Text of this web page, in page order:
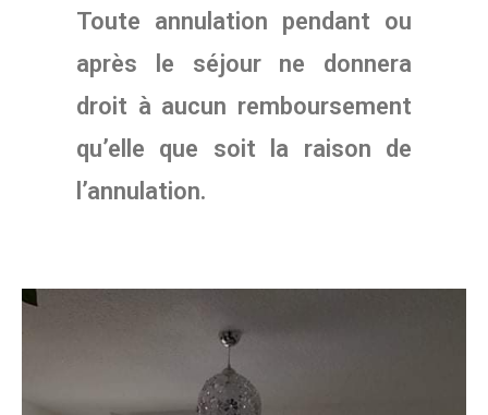
Toute annulation pendant ou
après le séjour ne donnera
droit à aucun remboursement
qu’elle que soit la raison de
l’annulation.